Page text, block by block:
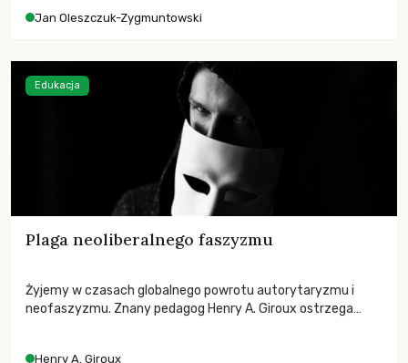
Jan Oleszczuk-Zygmuntowski
Plaga neoliberalnego faszyzmu
Żyjemy w czasach globalnego powrotu autorytaryzmu i
neofaszyzmu. Znany pedagog Henry A. Giroux ostrzega
Henry A. Giroux
Edukacja